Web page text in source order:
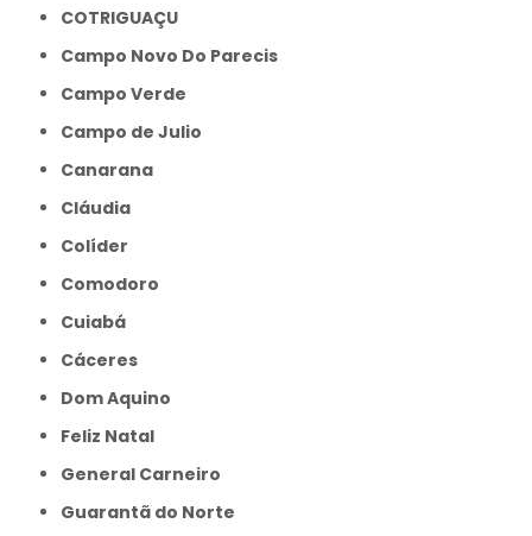
COTRIGUAÇU
Campo Novo Do Parecis
Campo Verde
Campo de Julio
Canarana
Cláudia
Colíder
Comodoro
Cuiabá
Cáceres
Dom Aquino
Feliz Natal
General Carneiro
Guarantã do Norte